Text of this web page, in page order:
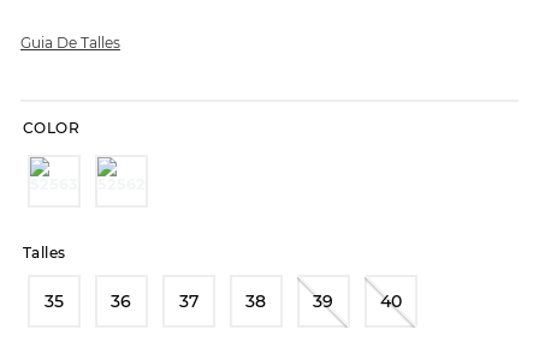
Guia De Talles
COLOR
Talles
35 36 37 38 39 40